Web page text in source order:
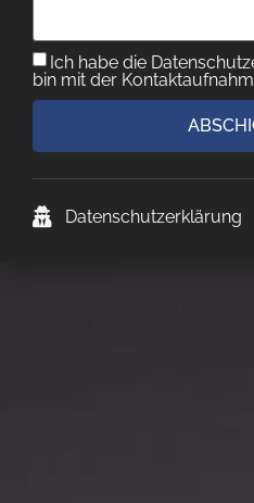
Ich habe die
bin mit der
Datenschutzerklärung